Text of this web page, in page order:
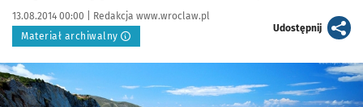
Data publikacji:
13.08.2014 00:00 | Autor:
Redakcja www.wroclaw.pl
Materiał archiwalny
Udostępnijartykuł
Kliknij, aby powiększyć